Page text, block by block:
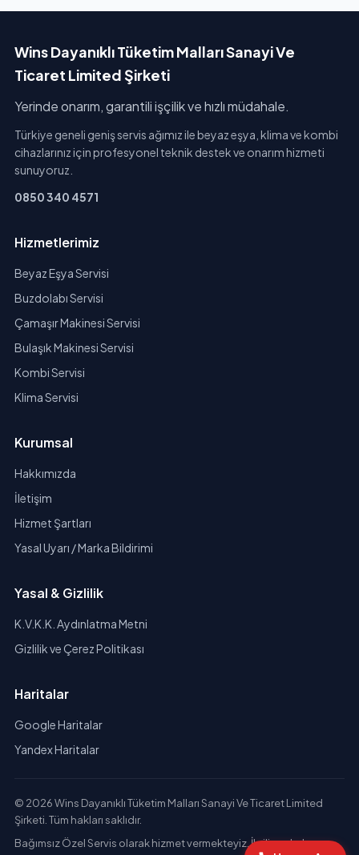
Wins Dayanıklı Tüketim Malları Sanayi Ve
Ticaret Limited Şirketi
Yerinde onarım, garantili işçilik ve hızlı müdahale.
Türkiye geneli geniş servis ağımız ile beyaz eşya, klima ve kombi
cihazlarınız için profesyonel teknik destek ve onarım hizmeti
sunuyoruz.
0850 340 4571
Hizmetlerimiz
Beyaz Eşya Servisi
Buzdolabı Servisi
Çamaşır Makinesi Servisi
Bulaşık Makinesi Servisi
Kombi Servisi
Klima Servisi
Kurumsal
Hakkımızda
İletişim
Hizmet Şartları
Yasal Uyarı / Marka Bildirimi
Yasal & Gizlilik
K.V.K.K. Aydınlatma Metni
Gizlilik ve Çerez Politikası
Haritalar
Google Haritalar
Yandex Haritalar
© 2026 Wins Dayanıklı Tüketim Malları Sanayi Ve Ticaret Limited
Şirketi. Tüm hakları saklıdır.
Bağımsız Özel Servis olarak hizmet vermekteyiz. İlgili markaların